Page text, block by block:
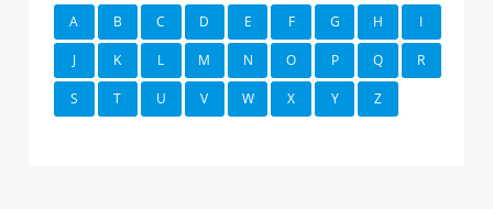
A B C D E F G H I
J K L M N O P Q R
S T U V W X Y Z